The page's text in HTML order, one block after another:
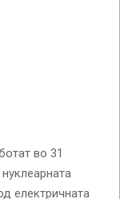
во 31
електричната